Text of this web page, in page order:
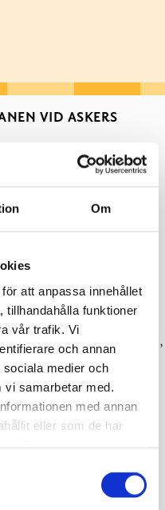
Om
att anpassa innehållet
tillhandahålla funktioner
vår trafik. Vi
och annan
medier och
samarbetar med.
med annan
eller som de har
VID ASKERS
SKOLA
fått tak. Vi har idag sett
att se ut. Gården är
och två mindre gårdar för
kommer det bland
olika gungor, balansbräda,
Dit kommer också olika
kommer ett staket vid
Cyklarna ska parkeras
Tycker du att de här